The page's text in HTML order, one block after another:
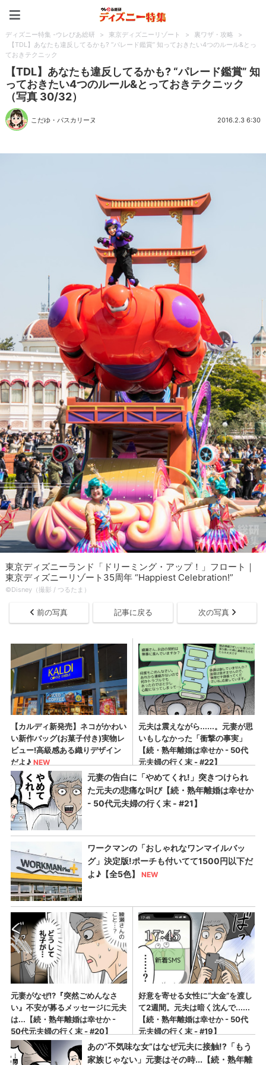
ディズニー特集 -ウレぴあ総研 > 東京ディズニーリゾート > 裏ワザ・攻略
>
【TDL】あなたも違反してるかも? “パレード鑑賞” 知っておきたい4つのルール&とっ
ておきテクニック
【TDL】あなたも違反してるかも? “パレード鑑賞” 知
っておきたい4つのルール&とっておきテクニック
（写真 30/32）
こだゆ・パスカリーヌ 2016.2.3 6:30
東京ディズニーランド「ドリーミング・アップ！」フロート｜
東京ディズニーリゾート35周年 “Happiest Celebration!”
©Disney（撮影 / つるたま）
前の写真 記事に戻る 次の写真